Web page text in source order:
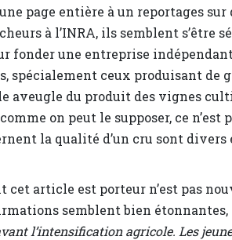
page entière à un reportages sur
à l’INRA, ils semblent s’être
fonder une entreprise
spécialement ceux produisant de
aveugle du produit des vignes
on peut le supposer, ce n’est
la qualité d’un cru sont
article est porteur n’est pas
semblent bien étonnantes,
l’intensification agricole. Les